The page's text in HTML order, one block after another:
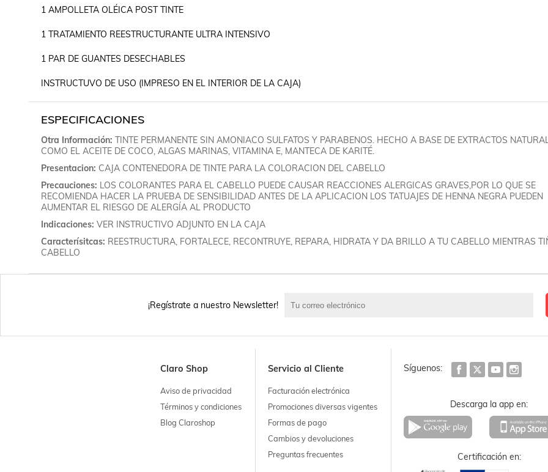
1 AMPOLLETA OLÉICA POST TINTE
1 TRATAMIENTO REESTRUCTURANTE ULTRA INTENSIVO
1 PAR DE GUANTES DESECHABLES
INSTRUCTUVO DE USO (IMPRESO EN EL INTERIOR DE LA CAJA)
ESPECIFICACIONES
Otra Información TINTE PERMANENTE SIN AMONIACO SULFATOS Y PARABENOS. HECHO A BASE DE EXTRACTOS
COMO EL ACEITE DE COCO, ALGAS MARINAS, VITAMINA E, MANTECA DE KARITÉ.
Presentacion CAJA CONTENEDORA DE TINTE PARA LA COLORACION DEL CABELLO
Precauciones LOS COLORANTES PARA EL CABELLO PUEDE CAUSAR REACCIONES ALERGICAS GRAVES,POR LO QUE SE
RECOMIENDA HACER LA PRUEBA DE SENSIBILIDAD ANTES DE LA APLICACION LOS TATUAJES DE HENNA NEGRA PUEDEN
AUMENTAR EL RIESGO DE ALERGÍA AL PRODUCTO
Indicaciones VER INSTRUCTIVO ADJUNTO EN LA CAJA
Caracterísitcas REESTRUCTURA, FORTALECE, RECONTRUYE, REPARA, HIDRATA Y DA BRILLO A TU CABELLO MIENTRAS
CABELLO
¡Regístrate a nuestro Newsletter!
Claro Shop
Aviso de privacidad
Términos y condiciones
Blog Claroshop
Servicio al Cliente
Facturación electrónica
Promociones diversas vigentes
Formas de pago
Cambios y devoluciones
Preguntas frecuentes
Síguenos:
Descarga la app en:
Certificación en: